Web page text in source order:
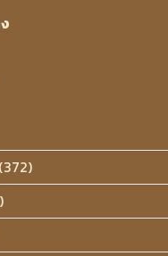
(372)